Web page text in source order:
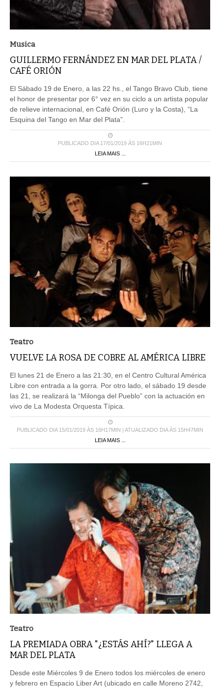
Musica
GUILLERMO FERNÁNDEZ EN MAR DEL PLATA /
CAFÉ ORIÓN
El Sábado 19 de Enero, a las 22 hs., el Tango Bravo Club, tiene
el honor de presentar por 6° vez en su ciclo a un artista popular
de relieve internacional, en Café Orión (Luro y la Costa), “La
Esquina del Tango en Mar del Plata”.
PUBLICADO DIA 17/01/2019 ÀS 16H21MIN
LEIA MAIS ...
Teatro
VUELVE LA ROSA DE COBRE AL AMÉRICA LIBRE
El lunes 21 de Enero a las 21:30, en el Centro Cultural América
Libre con entrada a la gorra. Por otro lado, el sábado 19 desde
las 21, se realizará la “Milonga del Pueblo” con la actuación en
vivo de La Modesta Orquesta Típica.
PUBLICADO DIA 15/01/2019 ÀS 16H17MIN | ATUALIZADO DIA ÀS 15H47MIN
LEIA MAIS ...
Teatro
LA PREMIADA OBRA "¿ESTÁS AHÍ?" LLEGA A
MAR DEL PLATA
Desde este Miércoles 9 de Enero todos los miércoles de enero
y febrero en Espacio Liber Art (ubicado en calle Moreno 2742,